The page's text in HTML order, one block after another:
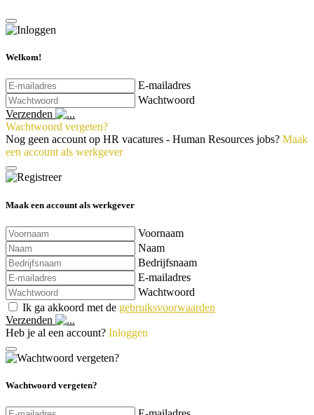
Welkom!
E-mailadres
Wachtwoord
Verzenden
Wachtwoord vergeten?
Nog geen account op HR vacatures - Human Resources jobs? Maak
een account als werkgever
Maak een account als werkgever
Voornaam
Naam
Bedrijfsnaam
E-mailadres
Wachtwoord
Ik ga akkoord met de gebruiksvoorwaarden
Verzenden
Heb je al een account? Inloggen
Wachtwoord vergeten?